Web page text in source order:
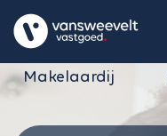
Makelaardij